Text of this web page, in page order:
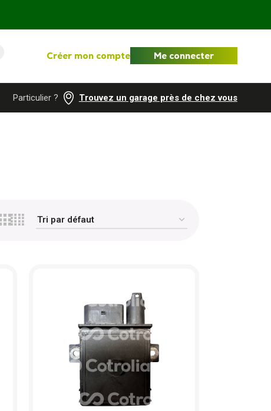
Créer mon compte Me connecter
Particulier ? Trouvez un garage près de chez vous